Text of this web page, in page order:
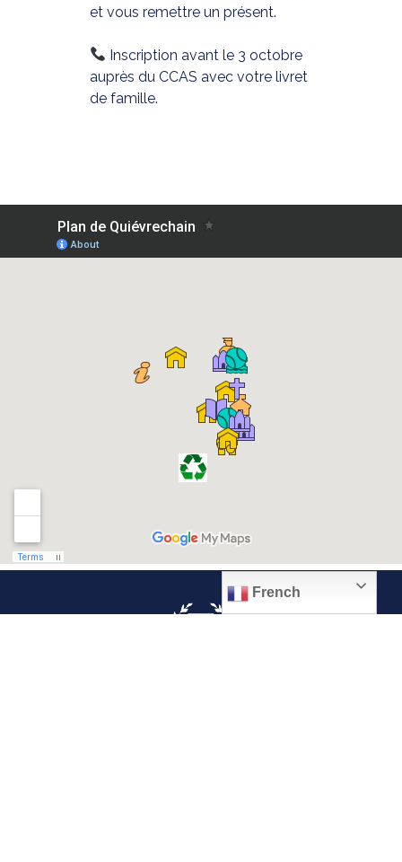
et vous remettre un présent.
Inscription avant le 3 octobre
auprès du CCAS avec votre livret
de famille.
French